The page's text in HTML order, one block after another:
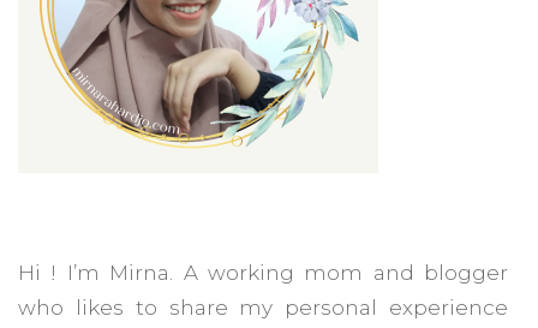
Hi ! I’m Mirna. A working mom and blogger
who likes to share my personal experience